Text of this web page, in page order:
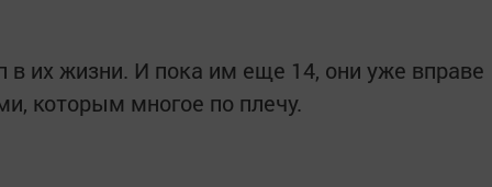
в их жизни. И пока им еще 14, они уже вправе
которым многое по плечу.